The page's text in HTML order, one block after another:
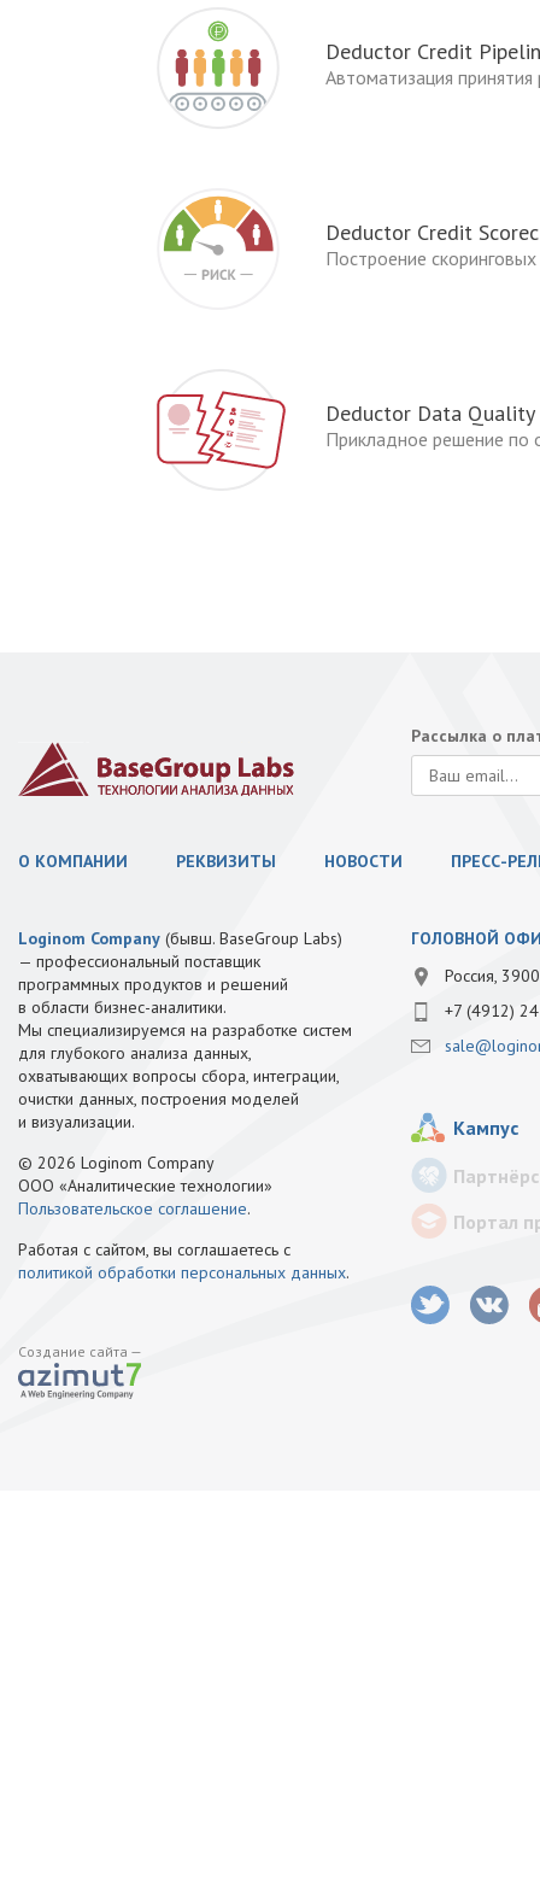
Deductor Credit
Автоматизация
Deductor Credit
Построение
Deductor Data Quality
Прикладное решение по
Рассылка о
О КОМПАНИИ РЕКВИЗИТЫ НОВОСТИ ПРЕСС-
Loginom Company (бывш. BaseGroup Labs)
— профессиональный поставщик
программных продуктов и решений
в области бизнес-аналитики.
Мы специализируемся на разработке систем
для глубокого анализа данных,
охватывающих вопросы сбора, интеграции,
очистки данных, построения моделей
и визуализации.
© 2026 Loginom Company
ООО «Аналитические технологии»
Пользовательское соглашение.
Работая с сайтом, вы соглашаетесь с
политикой обработки персональных данных.
Создание сайта —
ГОЛОВНОЙ
Россия,
+7 (4912)
Кампус
Портал